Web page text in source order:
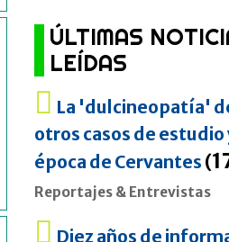
ÚLTIMAS
LEÍDAS
La 'dulcineopatía'
otros casos de estudio
época de Cervantes (
Reportajes & Entrevistas
Diez años de